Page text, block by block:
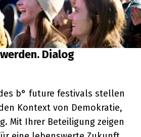
Dialog
b° future festivals stellen
Kontext von Demokratie,
Mit Ihrer Beteiligung zeigen